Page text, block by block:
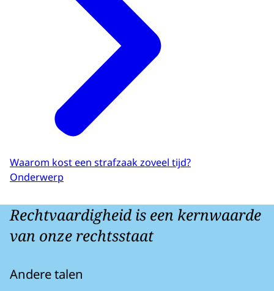
Waarom kost een strafzaak zoveel tijd?
Onderwerp
Rechtvaardigheid is een kernwaarde
van onze rechtsstaat
Andere talen